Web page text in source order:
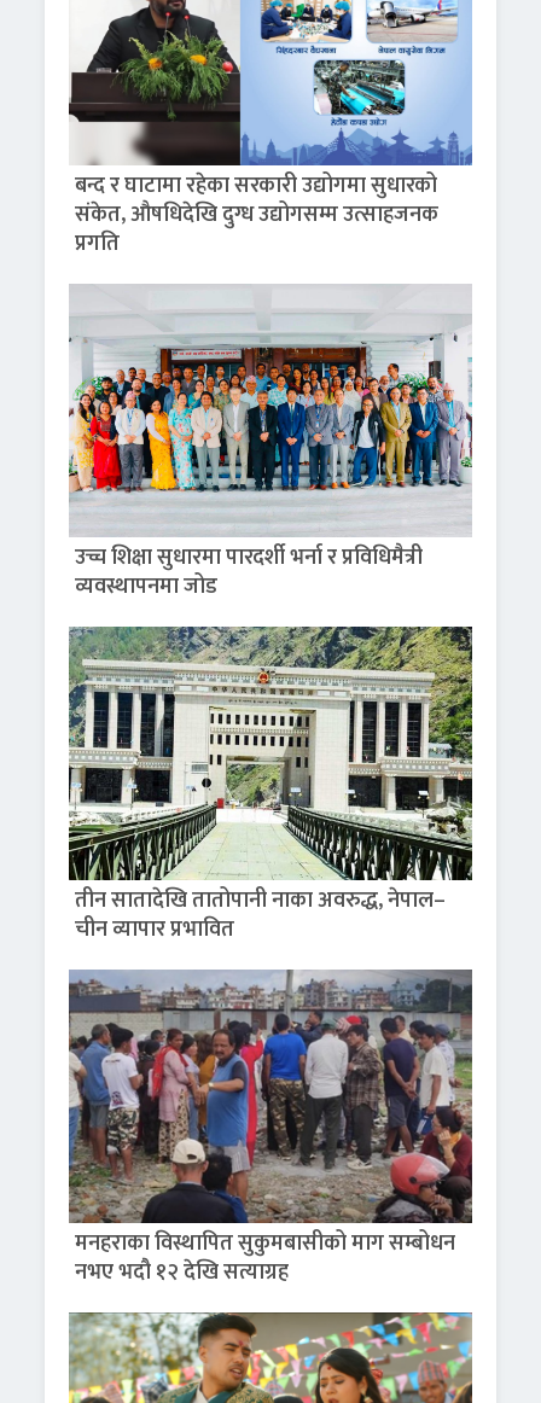
बन्द र घाटामा रहेका सरकारी उद्योगमा सुधारको
संकेत, औषधिदेखि दुग्ध उद्योगसम्म उत्साहजनक
प्रगति
उच्च शिक्षा सुधारमा पारदर्शी भर्ना र प्रविधिमैत्री
व्यवस्थापनमा जोड
तीन सातादेखि तातोपानी नाका अवरुद्ध, नेपाल–
चीन व्यापार प्रभावित
मनहराका विस्थापित सुकुमबासीको माग सम्बोधन
नभए भदौ १२ देखि सत्याग्रह